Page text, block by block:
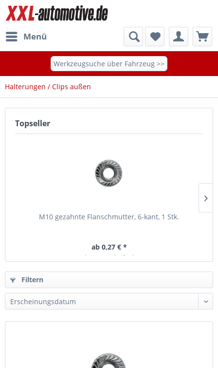
Menü
Werkzeugsuche über Fahrzeug >>
Halterungen / Clips außen
Topseller
M10 gezahnte Flanschmutter, 6-kant, 1 Stk.
ab 0,27 € *
Ab Lager lieferbar
Filtern